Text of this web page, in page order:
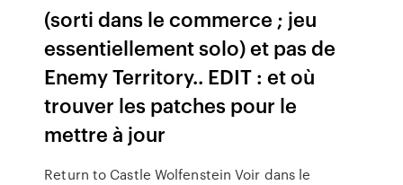
(sorti dans le commerce ; jeu
essentiellement solo) et pas de
Enemy Territory.. EDIT : et où
trouver les patches pour le
mettre à jour
Return to Castle Wolfenstein Voir dans le